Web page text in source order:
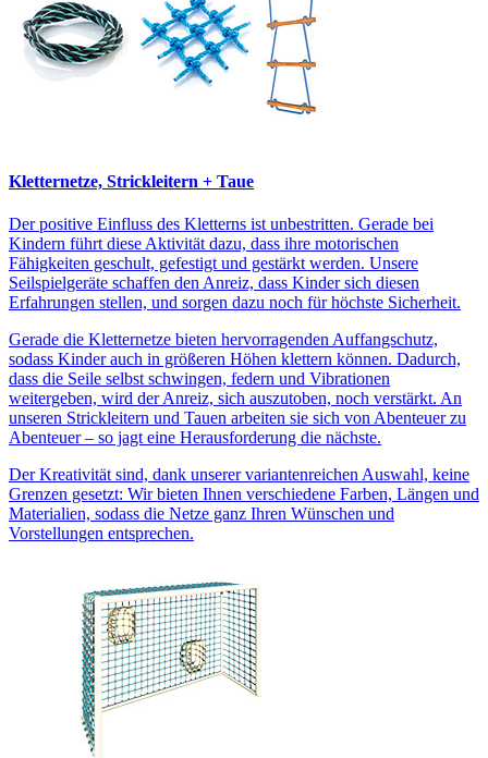
Kletternetze, Strickleitern + Taue
Der positive Einfluss des Kletterns ist unbestritten. Gerade bei
Kindern führt diese Aktivität dazu, dass ihre motorischen
Fähigkeiten geschult, gefestigt und gestärkt werden. Unsere
Seilspielgeräte schaffen den Anreiz, dass Kinder sich diesen
Erfahrungen stellen, und sorgen dazu noch für höchste Sicherheit.
Gerade die Kletternetze bieten hervorragenden Auffangschutz,
sodass Kinder auch in größeren Höhen klettern können. Dadurch,
dass die Seile selbst schwingen, federn und Vibrationen
weitergeben, wird der Anreiz, sich auszutoben, noch verstärkt. An
unseren Strickleitern und Tauen arbeiten sie sich von Abenteuer zu
Abenteuer – so jagt eine Herausforderung die nächste.
Der Kreativität sind, dank unserer variantenreichen Auswahl, keine
Grenzen gesetzt: Wir bieten Ihnen verschiedene Farben, Längen und
Materialien, sodass die Netze ganz Ihren Wünschen und
Vorstellungen entsprechen.